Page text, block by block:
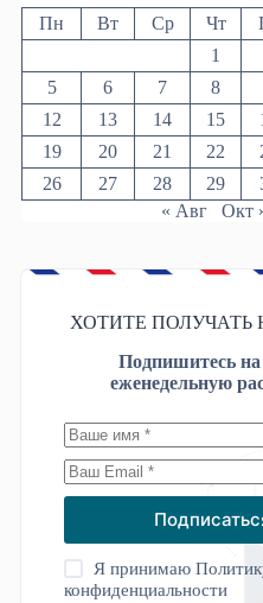
Пн Вт Ср Чт
1
5
6 7 8
12
13 14 15
19
20 21 22
26
27 28 29
« Авг
Окт
ХОТИТЕ ПОЛУЧАТЬ
Подпишитесь
еженедельную
Я принимаю
конфиденциальности